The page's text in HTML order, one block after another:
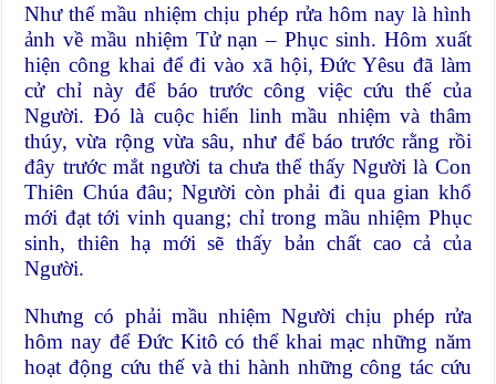
Như thế mầu nhiệm chịu phép rửa hôm nay là hình
ảnh về mầu nhiệm Tử nạn – Phục sinh. Hôm xuất
hiện công khai để đi vào xã hội, Ðức Yêsu đã làm
cử chỉ này để báo trước công việc cứu thế của
Người. Ðó là cuộc hiển linh mầu nhiệm và thâm
thúy, vừa rộng vừa sâu, như để báo trước rằng rồi
đây trước mắt người ta chưa thể thấy Người là Con
Thiên Chúa đâu; Người còn phải đi qua gian khổ
mới đạt tới vinh quang; chỉ trong mầu nhiệm Phục
sinh, thiên hạ mới sẽ thấy bản chất cao cả của
Người.
Nhưng có phải mầu nhiệm Người chịu phép rửa
hôm nay để Ðức Kitô có thể khai mạc những năm
hoạt động cứu thế và thi hành những công tác cứu